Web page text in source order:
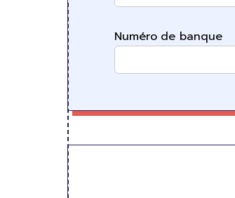
Numéro de banque